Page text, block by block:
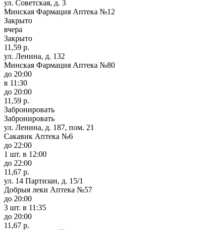
ул. Советская, д. 3
Минская Фармация Аптека №12
Закрыто
вчера
Закрыто
11,59 р.
ул. Ленина, д. 132
Минская Фармация Аптека №80
до 20:00
в 11:30
до 20:00
11,59 р.
Забронировать
Забронировать
ул. Ленина, д. 187, пом. 21
Сакавик Аптека №6
до 22:00
1 шт. в 12:00
до 22:00
11,67 р.
ул. 14 Партизан, д. 15/1
Добрыя леки Аптека №57
до 20:00
3 шт. в 11:35
до 20:00
11,67 р.